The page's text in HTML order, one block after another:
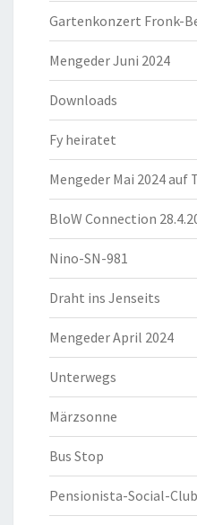
Gartenkonzert Fronk-
Mengeder Juni 2024
Downloads
Fy heiratet
Mengeder Mai 2024 auf
BloW Connection
Nino-SN-981
Draht ins Jenseits
Mengeder April 2024
Unterwegs
Märzsonne
Bus Stop
Pensionista-Social-Club